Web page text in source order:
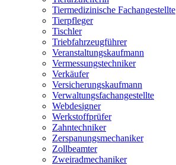
Tiermedizinische Fachangestellte
Tierpfleger
Tischler
Triebfahrzeugführer
Veranstaltungskaufmann
Vermessungstechniker
Verkäufer
Versicherungskaufmann
Verwaltungsfachangestellte
Webdesigner
Werkstoffprüfer
Zahntechniker
Zerspanungsmechaniker
Zollbeamter
Zweiradmechaniker